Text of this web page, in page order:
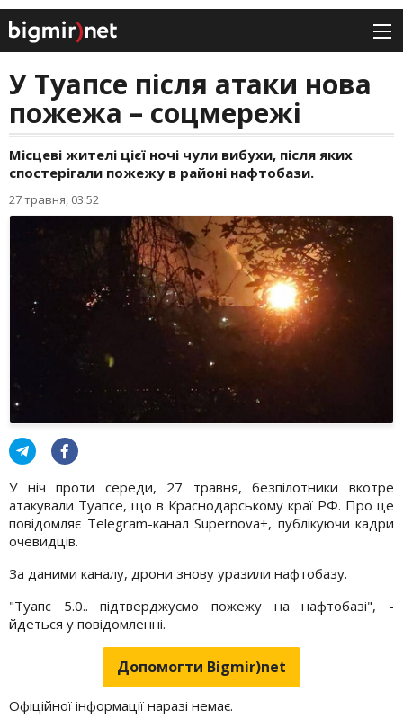
У Туапсе після атаки нова
пожежа – соцмережі
Місцеві жителі цієї ночі чули вибухи, після яких
спостерігали пожежу в районі нафтобази.
27 травня, 03:52
У ніч проти середи, 27 травня, безпілотники вкотре
атакували Туапсе, що в Краснодарському краї РФ. Про це
повідомляє Telegram-канал Supernova+, публікуючи кадри
очевидців.
За даними каналу, дрони знову уразили нафтобазу.
"Туапс 5.0.. підтверджуємо пожежу на нафтобазі", -
йдеться у повідомленні.
Допомогти Bigmir)net
Офіційної інформації наразі немає.